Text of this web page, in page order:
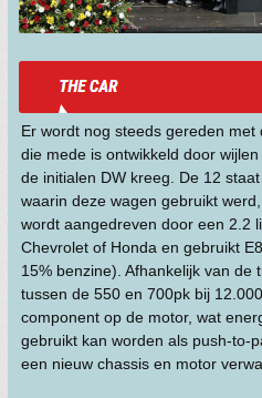
Er wordt nog steeds gereden
die mede is ontwikkeld door
de initialen DW kreeg. De 12
waarin deze wagen gebruikt
wordt aangedreven door een 2.2
Chevrolet of Honda en gebruikt
15% benzine). Afhankelijk van de
tussen de 550 en 700pk bij
component op de motor, wat
gebruikt kan worden als push-to-
een nieuw chassis en motor